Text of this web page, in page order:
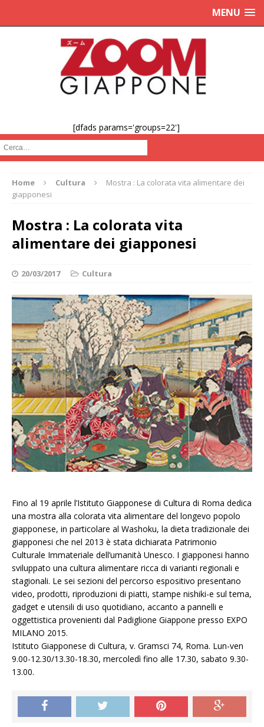
MENU
[dfads params='groups=22']
Cerca :
Home Cultura
Mostra : La colorata vita alimentare dei
giapponesi
Mostra : La colorata vita
alimentare dei giapponesi
20/03/2017 Cultura
Fino al 19 aprile l’Istituto Giapponese di Cultura di Roma dedica
una mostra alla colorata vita alimentare del longevo popolo
giapponese, in particolare al Washoku, la dieta tradizionale dei
giapponesi che nel 2013 è stata dichiarata Patrimonio
Culturale Immateriale dell’umanità Unesco. I giapponesi hanno
sviluppato una cultura alimentare ricca di varianti regionali e
stagionali. Le sei sezioni del percorso espositivo presentano
video, prodotti, riproduzioni di piatti, stampe nishiki-e sul tema,
gadget e utensili di uso quotidiano, accanto a pannelli e
oggettistica provenienti dal Padiglione Giappone presso EXPO
MILANO 2015.
Istituto Giapponese di Cultura, v. Gramsci 74, Roma. Lun-ven
9.00-12.30/13.30-18.30, mercoledì fino alle 17.30, sabato 9.30-
13.00.